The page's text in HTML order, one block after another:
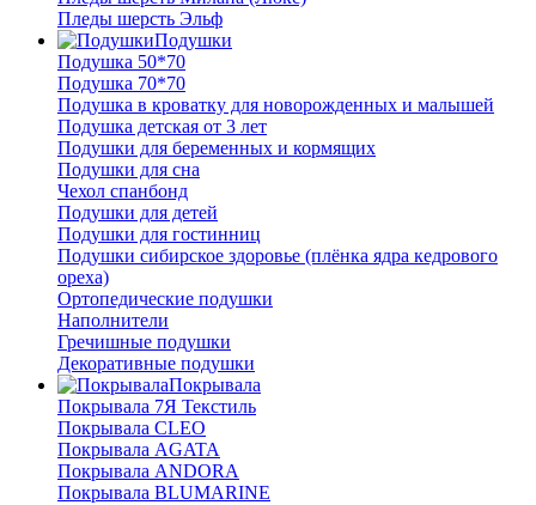
Пледы шерсть Эльф
Подушки
Подушка 50*70
Подушка 70*70
Подушка в кроватку для новорожденных и малышей
Подушка детская от 3 лет
Подушки для беременных и кормящих
Подушки для сна
Чехол спанбонд
Подушки для детей
Подушки для гостинниц
Подушки сибирское здоровье (плёнка ядра кедрового
ореха)
Ортопедические подушки
Наполнители
Гречишные подушки
Декоративные подушки
Покрывала
Покрывала 7Я Текстиль
Покрывала CLEO
Покрывала AGATA
Покрывала ANDORA
Покрывала BLUMARINE